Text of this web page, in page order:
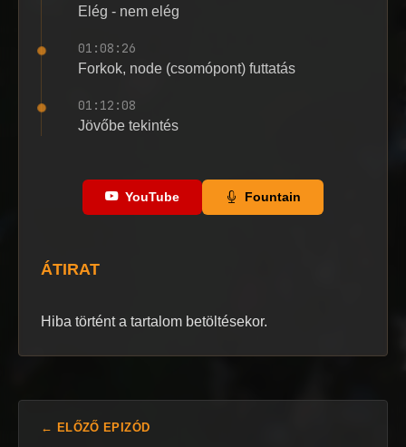
Elég - nem elég
01:08:26
Forkok, node (csomópont) futtatás
01:12:08
Jövőbe tekintés
YouTube Fountain
ÁTIRAT
Hiba történt a tartalom betöltésekor.
← ELŐZŐ EPIZÓD